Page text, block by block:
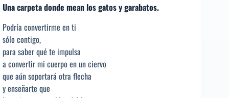
Una carpeta donde mean los gatos y garabatos.
Podría convertirme en ti
sólo contigo,
para saber qué te impulsa
a convertir mi cuerpo en un ciervo
que aún soportará otra flecha
y enseñarte que